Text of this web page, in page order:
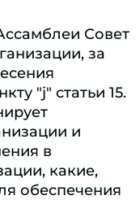
Совет
за
"j" статьи 15.
и
в
какие,
обеспечения